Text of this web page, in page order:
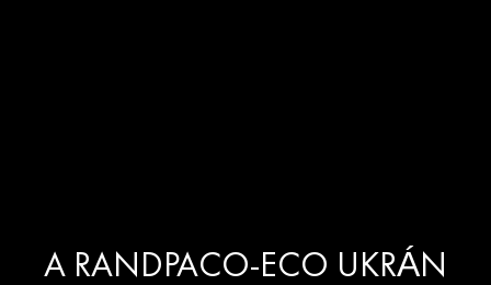
A RANDPACO-ECO UKRÁN